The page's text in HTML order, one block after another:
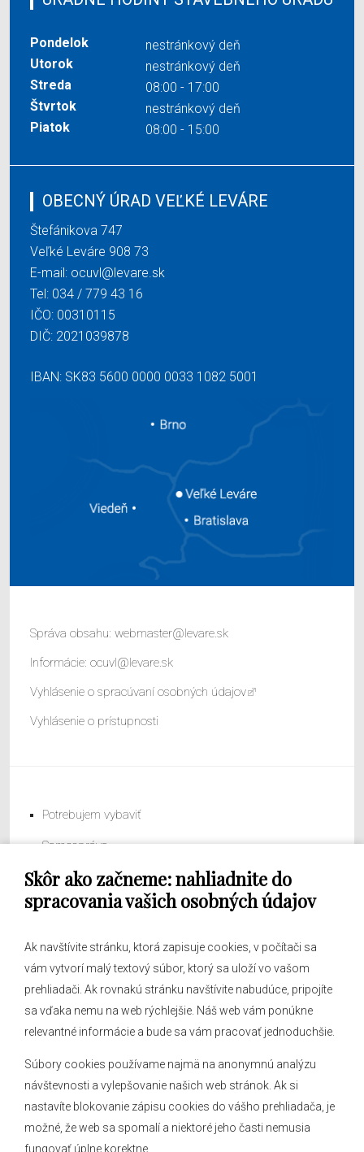
Skôr ako začneme: nahliadnite do
spracovania vašich osobných údajov
Ak navštívite stránku, ktorá zapisuje cookies, v počítači sa
vám vytvorí malý textový súbor, ktorý sa uloží vo vašom
prehliadači. Ak rovnakú stránku navštívite nabudúce, pripojíte
sa vďaka nemu na web rýchlejšie. Náš web vám ponúkne
relevantné informácie a bude sa vám pracovať jednoduchšie.
Súbory cookies používame najmä na anonymnú analýzu
návštevnosti a vylepšovanie našich web stránok. Ak si
nastavíte blokovanie zápisu cookies do vášho prehliadača, je
možné, že web sa spomalí a niektoré jeho časti nemusia
fungovať úplne korektne.
Pondelok
nestránkový deň
Utorok
nestránkový deň
Streda
08:00 - 17:00
Štvrtok
nestránkový deň
Piatok
08:00 - 15:00
OBECNÝ ÚRAD VEĽKÉ LEVÁRE
Štefánikova 747
Veľké Leváre 908 73
E-mail: ocuvl@levare.sk
Tel: 034 / 779 43 16
IČO: 00310115
DIČ: 2021039878
IBAN: SK83 5600 0000 0033 1082 5001
Správa obsahu: webmaster@levare.sk
Informácie: ocuvl@levare.sk
Vyhlásenie o spracúvaní osobných údajov
Vyhlásenie o prístupnosti
Potrebujem vybaviť
Samospráva
Obecný úrad
O obci
Hlásenia obecného rozhlasu
Kontakt